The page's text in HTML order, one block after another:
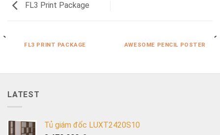
FL3 Print Package
FL3 PRINT PACKAGE AWESOME PENCIL POSTER
LATEST
Tủ giám đốc LUXT2420S10